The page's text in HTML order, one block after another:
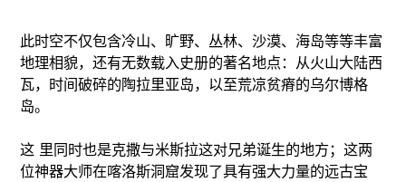
此时空不仅包含冷山、旷野、丛林、沙漠、海岛等等丰富
地理相貌，还有无数载入史册的著名地点：从火山大陆西
瓦，时间破碎的陶拉里亚岛，以至荒凉贫瘠的乌尔博格
岛。
这 里同时也是克撒与米斯拉这对兄弟诞生的地方；这两
位神器大师在喀洛斯洞窟发现了具有强大力量的远古宝